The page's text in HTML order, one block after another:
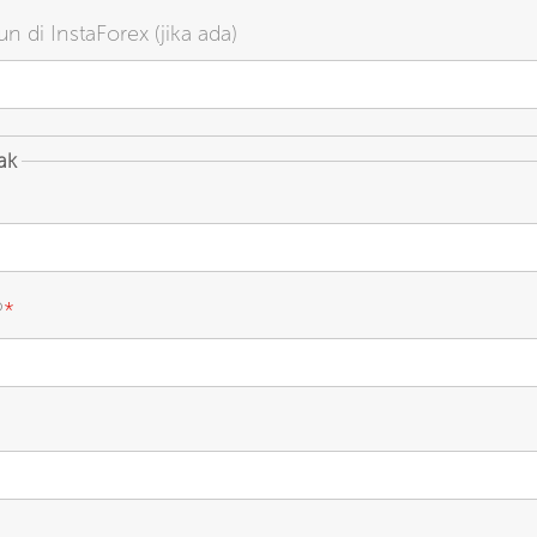
di InstaForex (jika ada)
*